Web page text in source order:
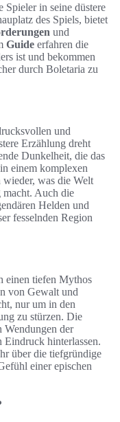
Spieler in seine düstere
des Spiels, bietet
und
Guide erfahren die
ist und bekommen
durch Boletaria zu
und
Erzählung dreht
Dunkelheit, die das
einem komplexen
was die Welt
Auch die
Helden und
fesselnden Region
einen tiefen Mythos
von Gewalt und
nur um in den
zu stürzen. Die
Wendungen der
Eindruck hinterlassen.
über die tiefgründige
einer epischen